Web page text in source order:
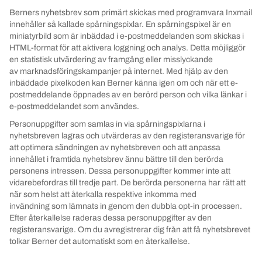
Berners nyhetsbrev som primärt skickas med programvara Inxmail
innehåller så kallade spårningspixlar. En spårningspixel är en
miniatyrbild som är inbäddad i e-postmeddelanden som skickas i
HTML-format för att aktivera loggning och analys. Detta möjliggör
en statistisk utvärdering av framgång eller misslyckande
av marknadsföringskampanjer på internet. Med hjälp av den
inbäddade pixelkoden kan Berner känna igen om och när ett e-
postmeddelande öppnades av en berörd person och vilka länkar i
e-postmeddelandet som användes.
Personuppgifter som samlas in via spårningspixlarna i
nyhetsbreven lagras och utvärderas av den registeransvarige för
att optimera sändningen av nyhetsbreven och att anpassa
innehållet i framtida nyhetsbrev ännu bättre till den berörda
personens intressen. Dessa personuppgifter kommer inte att
vidarebefordras till tredje part. De berörda personerna har rätt att
när som helst att återkalla respektive inkomma med
invändning som lämnats in genom den dubbla opt-in processen.
Efter återkallelse raderas dessa personuppgifter av den
registeransvarige. Om du avregistrerar dig från att få nyhetsbrevet
tolkar Berner det automatiskt som en återkallelse.